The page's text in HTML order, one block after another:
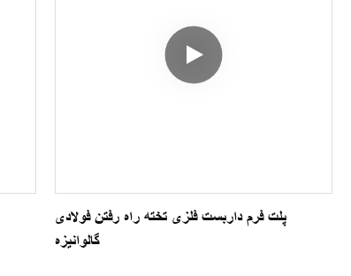
پلت فرم داربست فلزی تخته راه رفتن فولادی
گالوانیزه